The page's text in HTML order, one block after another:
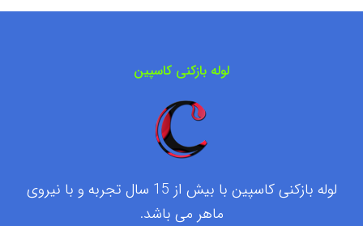
لوله بازکنی کاسپین
لوله بازکنی کاسپین با بیش از 15 سال تجربه و با نیروی
ماهر می باشد.